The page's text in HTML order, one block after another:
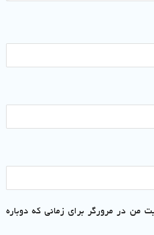
من در مرورگر برای زمانی که دوباره